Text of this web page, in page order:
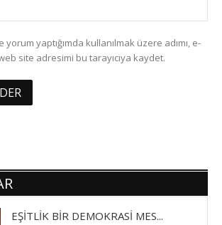
yaptığımda kullanılmak üzere adımı, e-
site adresimi bu tarayıcıya kaydet.
EŞİTLİK BİR DEMOKRASİ MES...